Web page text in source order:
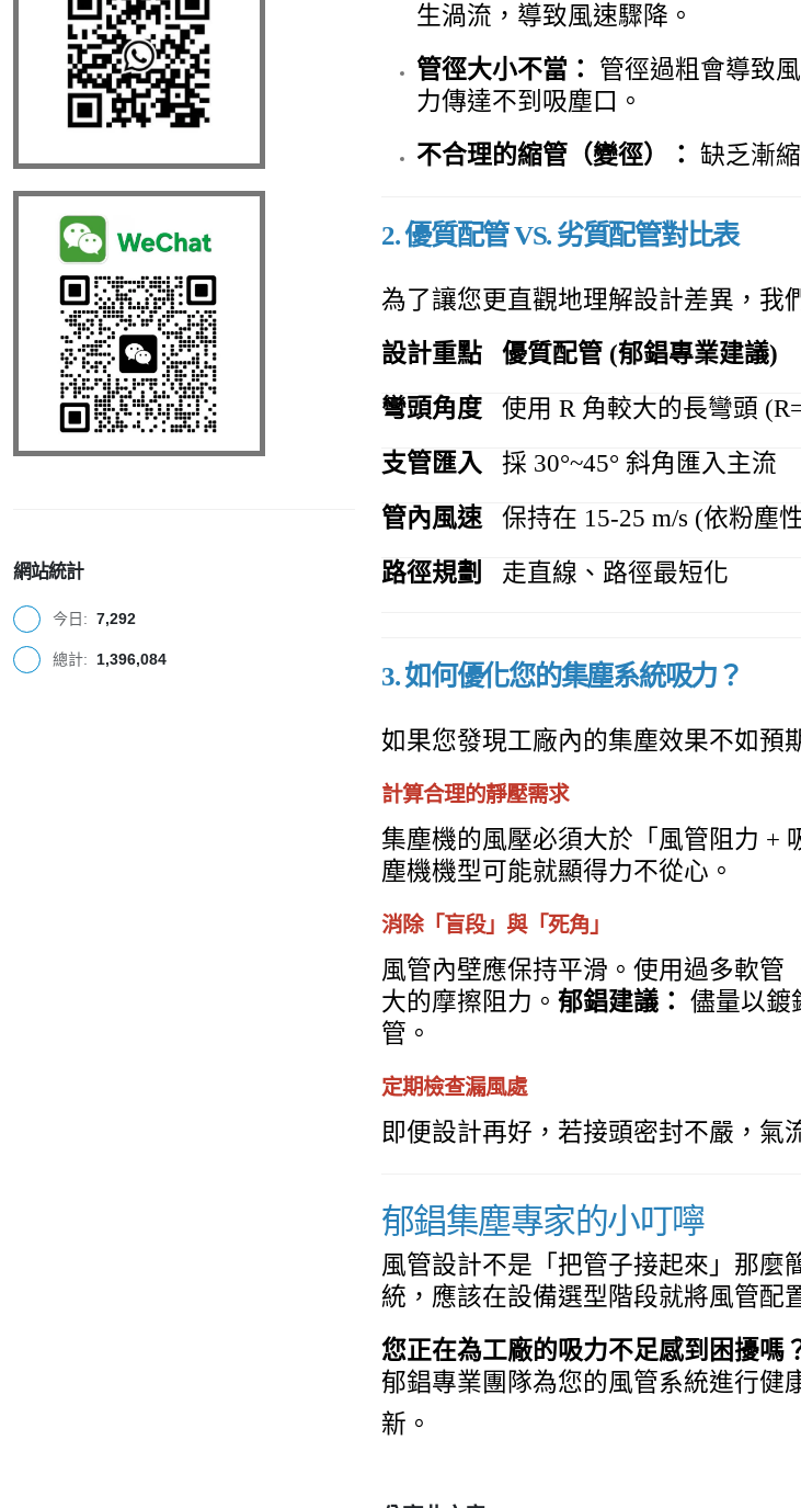
網站統計
今日: 7,292
總計: 1,396,084
生渦流，導致風速驟降。
管徑大小不當：
管徑過粗會導致
力傳達不到吸塵口。
不合理的縮管（變徑）： 缺乏漸
2. 優質配管 VS. 劣質配管對比表
為了讓您更直觀地理解設計差異，我
設計重點
優質配管 (郁錩專業建議)
彎頭角度
使用 R 角較大的長彎頭
支管匯入
採 30°~45° 斜角匯入主流
管內風速
保持在 15-25 m/s (依粉塵
路徑規劃
走直線、路徑最短化
3. 如何優化您的集塵系統吸力？
如果您發現工廠內的集塵效果不如預
計算合理的靜壓需求
集塵機的風壓必須大於「風管阻力 +
塵機機型可能就顯得力不從心。
消除「盲段」與「死角」
風管內壁應保持平滑。使用過多軟管
大的摩擦阻力。 郁錩建議： 儘量以鍍
管。
定期檢查漏風處
即便設計再好，若接頭密封不嚴，氣
郁錩集塵專家的小叮嚀
風管設計不是「把管子接起來」那麼
統，應該在設備選型階段就將風管配
您正在為工廠的吸力不足感到困擾嗎
郁錩專業團隊為您的風管系統進行健
新。